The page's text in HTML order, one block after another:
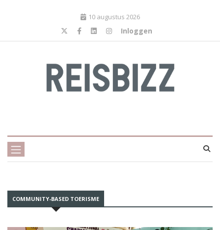
10 augustus 2026
Inloggen
COMMUNITY-BASED TOERISME